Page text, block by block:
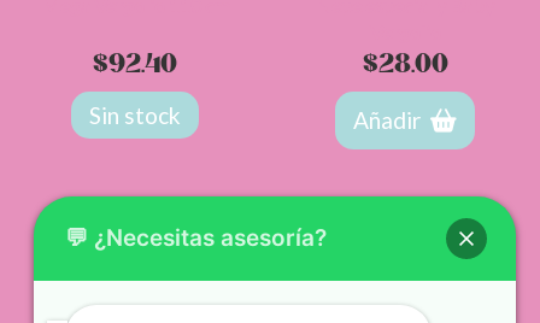
$92.40
Sin stock
$28.00
Añadir
💬 ¿Necesitas asesoría?